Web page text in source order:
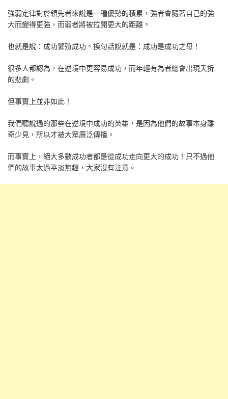
強弱定律對於領先者來說是一種優勢的積累，強者會隨著自己的強
大而變得更強，而弱者將被拉開更大的距離。
也就是說：成功繁殖成功。換句話說就是：成功是成功之母！
很多人都認為，在逆境中更容易成功，而年輕有為者總會出現夭折
的悲劇。
但事實上並非如此！
我們聽說過的那些在逆境中成功的英雄，是因為他們的故事本身離
奇少見，所以才被大眾廣泛傳播。
而事實上，絕大多數成功者都是從成功走向更大的成功！只不過他
們的故事太過平淡無趣，大家沒有注意。